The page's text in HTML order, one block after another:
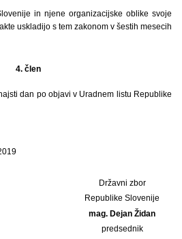
in njene organizacijske oblike svoje
uskladijo s tem zakonom v šestih mesecih
4. člen
dan po objavi v Uradnem listu Republike
Državni zbor
Republike Slovenije
mag. Dejan Židan
predsednik